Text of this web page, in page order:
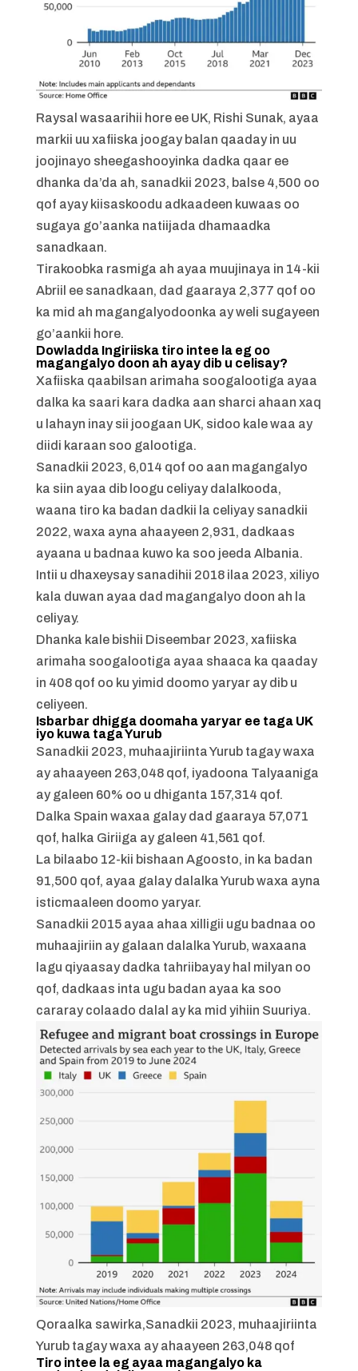
Raysal wasaarihii hore ee UK, Rishi Sunak, ayaa
markii uu xafiiska joogay balan qaaday in uu
joojinayo sheegashooyinka dadka qaar ee
dhanka da’da ah, sanadkii 2023, balse 4,500 oo
qof ayay kiisaskoodu adkaadeen kuwaas oo
sugaya go’aanka natiijada dhamaadka
sanadkaan.
Tirakoobka rasmiga ah ayaa muujinaya in 14-kii
Abriil ee sanadkaan, dad gaaraya 2,377 qof oo
ka mid ah magangalyodoonka ay weli sugayeen
go’aankii hore.
Dowladda Ingiriiska tiro intee la eg oo
magangalyo doon ah ayay dib u celisay?
Xafiiska qaabilsan arimaha soogalootiga ayaa
dalka ka saari kara dadka aan sharci ahaan xaq
u lahayn inay sii joogaan UK, sidoo kale waa ay
diidi karaan soo galootiga.
Sanadkii 2023, 6,014 qof oo aan magangalyo
ka siin ayaa dib loogu celiyay dalalkooda,
waana tiro ka badan dadkii la celiyay sanadkii
2022, waxa ayna ahaayeen 2,931, dadkaas
ayaana u badnaa kuwo ka soo jeeda Albania.
Intii u dhaxeysay sanadihii 2018 ilaa 2023, xiliyo
kala duwan ayaa dad magangalyo doon ah la
celiyay.
Dhanka kale bishii Diseembar 2023, xafiiska
arimaha soogalootiga ayaa shaaca ka qaaday
in 408 qof oo ku yimid doomo yaryar ay dib u
celiyeen.
Isbarbar dhigga doomaha yaryar ee taga UK
iyo kuwa taga Yurub
Sanadkii 2023, muhaajiriinta Yurub tagay waxa
ay ahaayeen 263,048 qof, iyadoona Talyaaniga
ay galeen 60% oo u dhiganta 157,314 qof.
Dalka Spain waxaa galay dad gaaraya 57,071
qof, halka Giriiga ay galeen 41,561 qof.
La bilaabo 12-kii bishaan Agoosto, in ka badan
91,500 qof, ayaa galay dalalka Yurub waxa ayna
isticmaaleen doomo yaryar.
Sanadkii 2015 ayaa ahaa xilligii ugu badnaa oo
muhaajiriin ay galaan dalalka Yurub, waxaana
lagu qiyaasay dadka tahriibayay hal milyan oo
qof, dadkaas inta ugu badan ayaa ka soo
cararay colaado dalal ay ka mid yihiin Suuriya.
Qoraalka sawirka,Sanadkii 2023, muhaajiriinta
Yurub tagay waxa ay ahaayeen 263,048 qof
Tiro intee la eg ayaa magangalyo ka